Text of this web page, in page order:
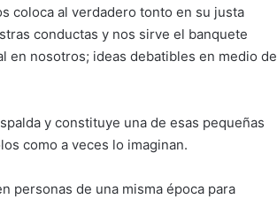
coloca al verdadero tonto en su justa
conductas y nos sirve el banquete
en nosotros; ideas debatibles en medio de
y constituye una de esas pequeñas
como a veces lo imaginan.
personas de una misma época para